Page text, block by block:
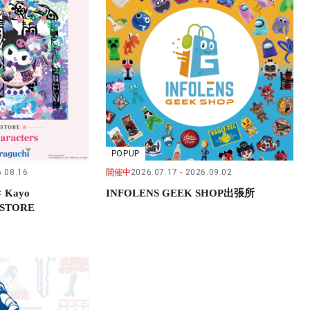
Kayo
POPUP
開催中2026.07.17 2026.09.02
INFOLENS GEEK SHOP出張所